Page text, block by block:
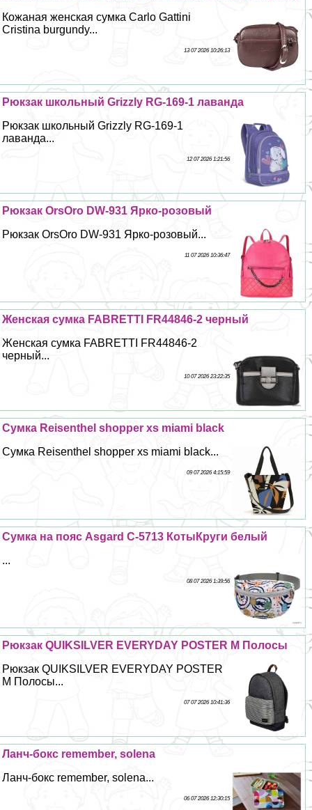
Кожаная женская сумка Carlo Gattini
Cristina burgundy...
13 07 2026 10:26:13
Рюкзак школьный Grizzly RG-169-1 лаванда
Рюкзак школьный Grizzly RG-169-1
лаванда...
12 07 2026 1:21:56
Рюкзак OrsOro DW-931 Ярко-розовый
Рюкзак OrsOro DW-931 Ярко-розовый...
11 07 2026 10:36:47
Женская сумка FABRETTI FR44846-2 черный
Женская сумка FABRETTI FR44846-2
черный...
10 07 2026 23:22:35
Сумка Reisenthel shopper xs miami black
Сумка Reisenthel shopper xs miami black...
09 07 2026 4:15:59
Сумка на пояс Asgard С-5713 КотыКруги белый
...
08 07 2026 1:39:56
Рюкзак QUIKSILVER EVERYDAY POSTER M Полосы
Рюкзак QUIKSILVER EVERYDAY POSTER
M Полосы...
07 07 2026 10:41:36
Ланч-бокс remember, solena
Ланч-бокс remember, solena...
06 07 2026 12:30:15